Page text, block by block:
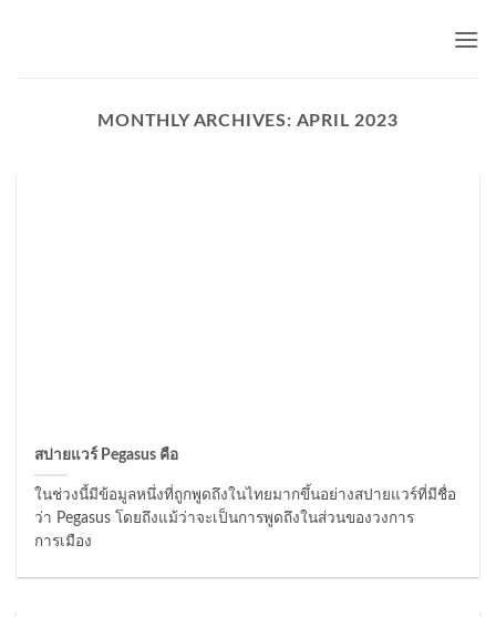
MONTHLY ARCHIVES: APRIL 2023
สปายแวร์ Pegasus คือ
ในช่วงนี้มีข้อมูลหนึ่งที่ถูกพูดถึงในไทยมากขึ้นอย่างสปายแวร์ที่มีชื่อ
ว่า Pegasus โดยถึงแม้ว่าจะเป็นการพูดถึงในส่วนของวงการ
การเมือง